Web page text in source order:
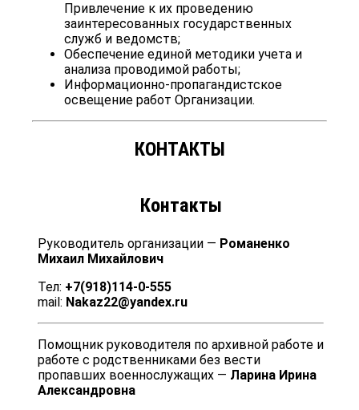
Привлечение к их проведению
заинтересованных государственных
служб и ведомств;
Обеспечение единой методики учета и
анализа проводимой работы;
Информационно-пропагандистское
освещение работ Организации.
КОНТАКТЫ
Контакты
Руководитель организации — Романенко
Михаил Михайлович
Тел: +7(918)114-0-555
mail: Nakaz22@yandex.ru
Помощник руководителя по архивной работе и
работе с родственниками без вести
пропавших военнослужащих — Ларина Ирина
Александровна